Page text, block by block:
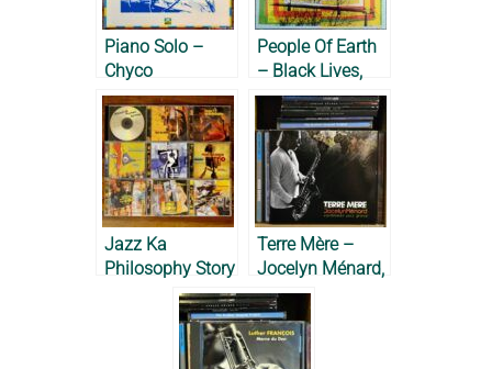
Piano Solo –
Chyco
Jehelmann,
1982
People Of Earth
– Black Lives,
2024
Jazz Ka
Philosophy Story
– Franck Nicolas
Terre Mère –
Jocelyn Ménard,
2012